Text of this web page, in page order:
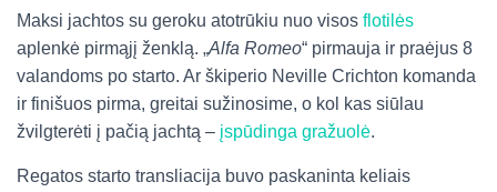
Maksi jachtos su geroku atotrūkiu nuo visos flotilės
aplenkė pirmąjį ženklą. „Alfa Romeo“ pirmauja ir praėjus 8
valandoms po starto. Ar škiperio Neville Crichton komanda
ir finišuos pirma, greitai sužinosime, o kol kas siūlau
žvilgterėti į pačią jachtą – įspūdinga gražuolė.
Regatos starto transliacija buvo paskaninta keliais